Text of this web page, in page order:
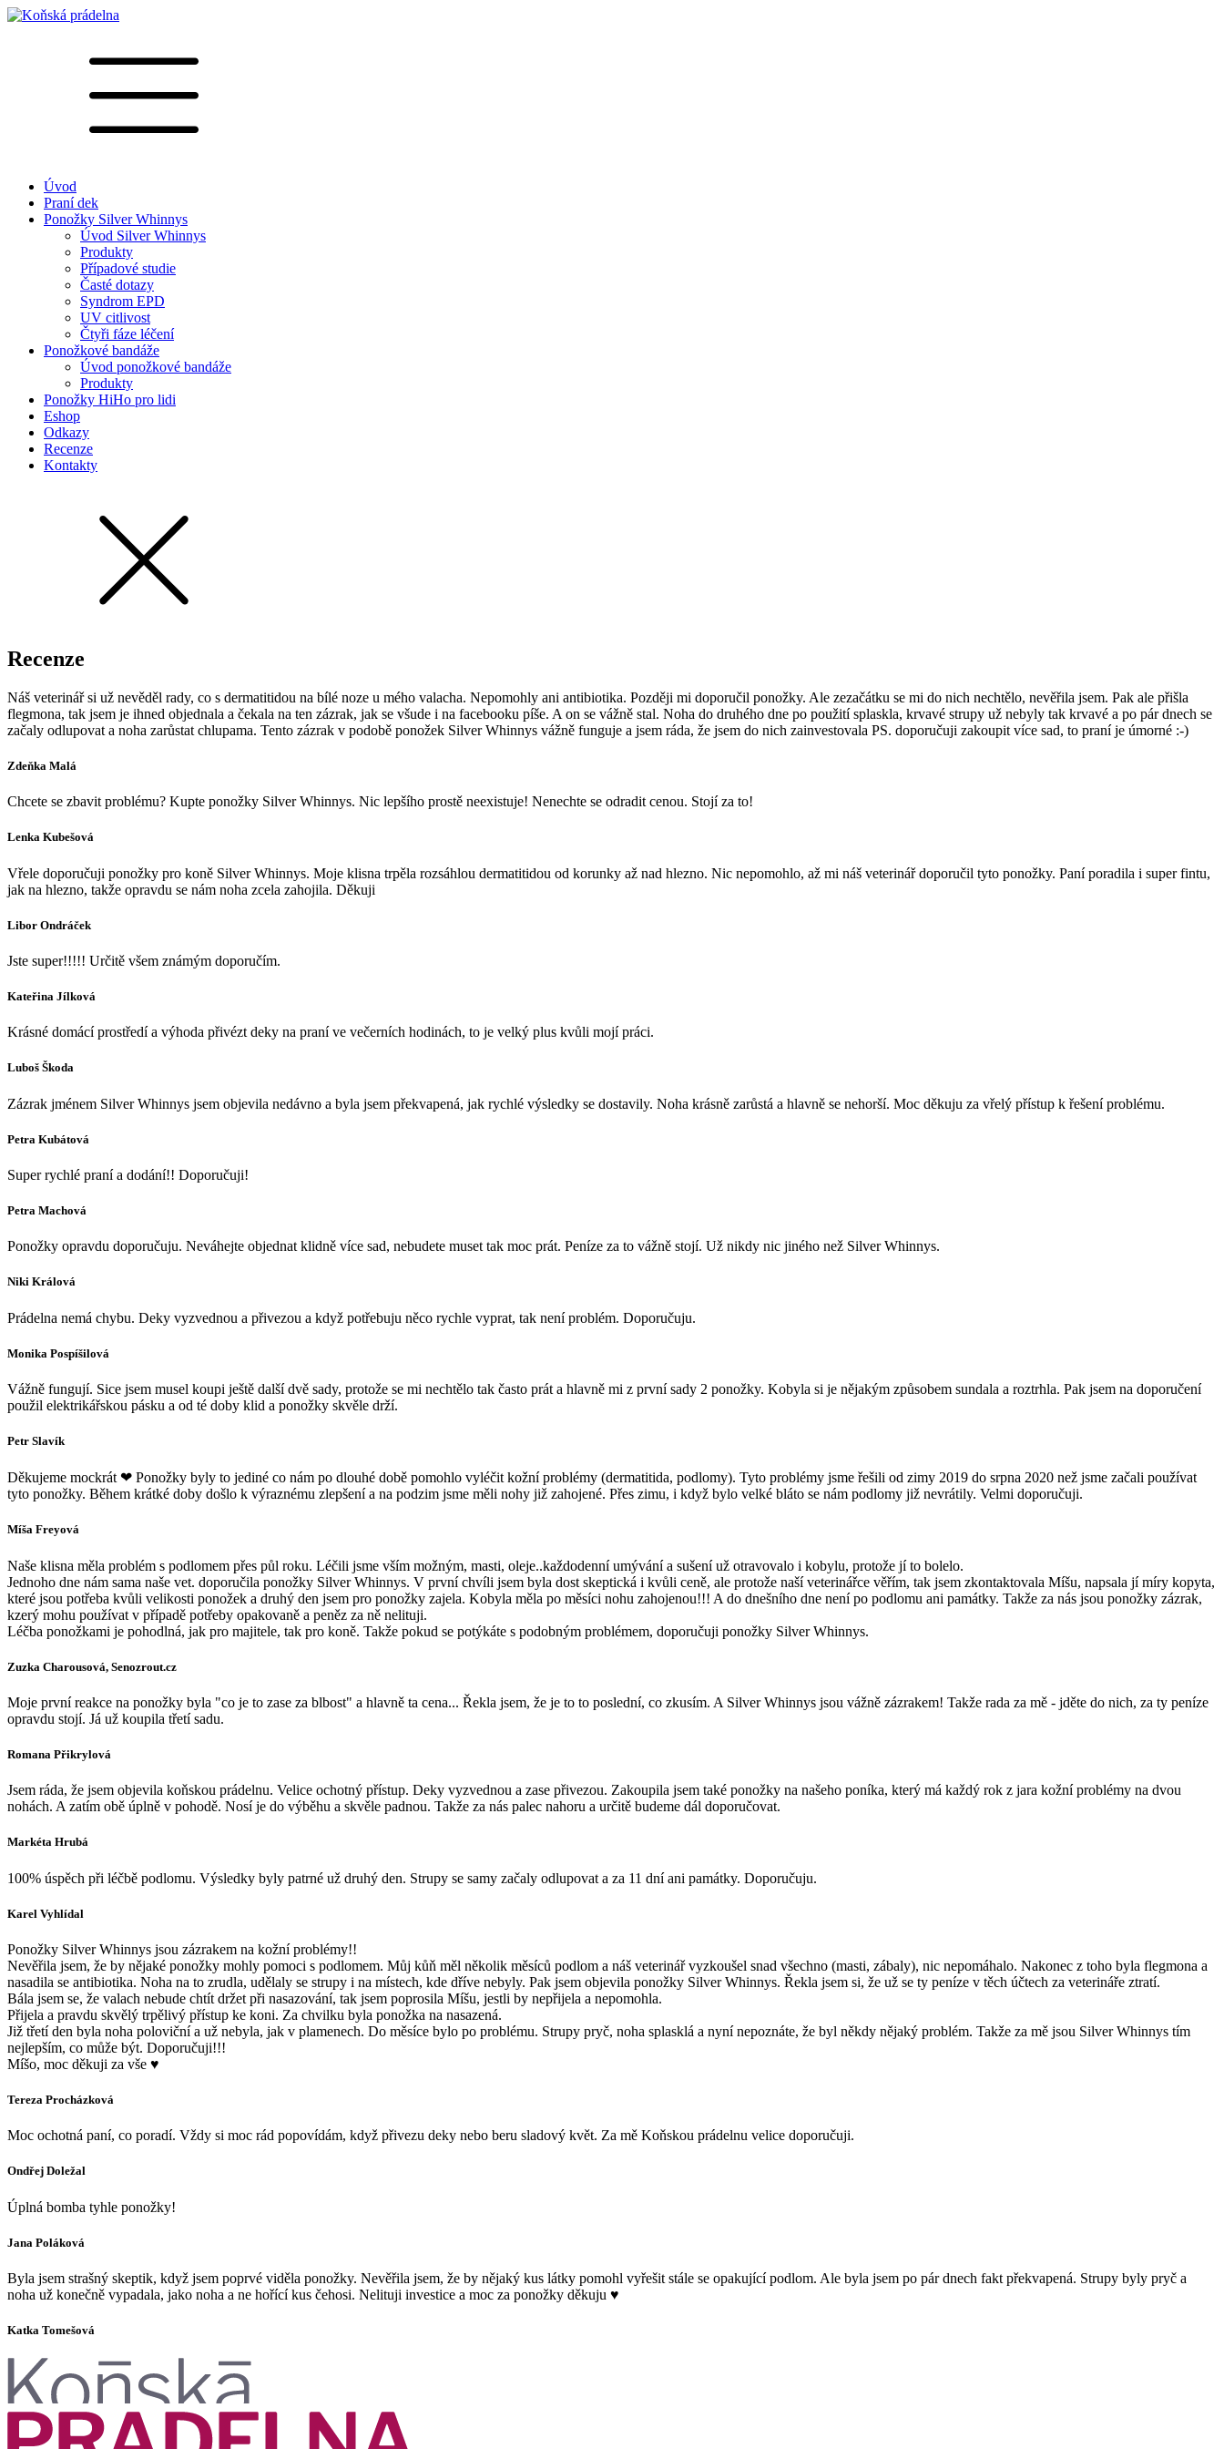
Úvod
Praní dek
Ponožky Silver Whinnys
Úvod Silver Whinnys
Produkty
Případové studie
Časté dotazy
Syndrom EPD
UV citlivost
Čtyři fáze léčení
Ponožkové bandáže
Úvod ponožkové bandáže
Produkty
Ponožky HiHo pro lidi
Eshop
Odkazy
Recenze
Kontakty
Recenze
Náš veterinář si už nevěděl rady, co s dermatitidou na bílé noze u mého valacha. Nepomohly ani antibiotika. Později mi doporučil ponožky. Ale zezačátku se mi do nich nechtělo, nevěřila jsem. Pak ale přišla
flegmona, tak jsem je ihned objednala a čekala na ten zázrak, jak se všude i na facebooku píše. A on se vážně stal. Noha do druhého dne po použití splaskla, krvavé strupy už nebyly tak krvavé a po pár dnech se
začaly odlupovat a noha zarůstat chlupama. Tento zázrak v podobě ponožek Silver Whinnys vážně funguje a jsem ráda, že jsem do nich zainvestovala PS. doporučuji zakoupit více sad, to praní je úmorné :-)
Zdeňka Malá
Chcete se zbavit problému? Kupte ponožky Silver Whinnys. Nic lepšího prostě neexistuje! Nenechte se odradit cenou. Stojí za to!
Lenka Kubešová
Vřele doporučuji ponožky pro koně Silver Whinnys. Moje klisna trpěla rozsáhlou dermatitidou od korunky až nad hlezno. Nic nepomohlo, až mi náš veterinář doporučil tyto ponožky. Paní poradila i super fintu,
jak na hlezno, takže opravdu se nám noha zcela zahojila. Děkuji
Libor Ondráček
Jste super!!!!! Určitě všem známým doporučím.
Kateřina Jílková
Krásné domácí prostředí a výhoda přivézt deky na praní ve večerních hodinách, to je velký plus kvůli mojí práci.
Luboš Škoda
Zázrak jménem Silver Whinnys jsem objevila nedávno a byla jsem překvapená, jak rychlé výsledky se dostavily. Noha krásně zarůstá a hlavně se nehorší. Moc děkuju za vřelý přístup k řešení problému.
Petra Kubátová
Super rychlé praní a dodání!! Doporučuji!
Petra Machová
Ponožky opravdu doporučuju. Neváhejte objednat klidně více sad, nebudete muset tak moc prát. Peníze za to vážně stojí. Už nikdy nic jiného než Silver Whinnys.
Niki Králová
Prádelna nemá chybu. Deky vyzvednou a přivezou a když potřebuju něco rychle vyprat, tak není problém. Doporučuju.
Monika Pospíšilová
Vážně fungují. Sice jsem musel koupi ještě další dvě sady, protože se mi nechtělo tak často prát a hlavně mi z první sady 2 ponožky. Kobyla si je nějakým způsobem sundala a roztrhla. Pak jsem na doporučení
použil elektrikářskou pásku a od té doby klid a ponožky skvěle drží.
Petr Slavík
Děkujeme mockrát ❤ Ponožky byly to jediné co nám po dlouhé době pomohlo vyléčit kožní problémy (dermatitida, podlomy). Tyto problémy jsme řešili od zimy 2019 do srpna 2020 než jsme začali používat
tyto ponožky. Během krátké doby došlo k výraznému zlepšení a na podzim jsme měli nohy již zahojené. Přes zimu, i když bylo velké bláto se nám podlomy již nevrátily. Velmi doporučuji.
Míša Freyová
Naše klisna měla problém s podlomem přes půl roku. Léčili jsme vším možným, masti, oleje..každodenní umývání a sušení už otravovalo i kobylu, protože jí to bolelo.
Jednoho dne nám sama naše vet. doporučila ponožky Silver Whinnys. V první chvíli jsem byla dost skeptická i kvůli ceně, ale protože naší veterinářce věřím, tak jsem zkontaktovala Míšu, napsala jí míry kopyta,
které jsou potřeba kvůli velikosti ponožek a druhý den jsem pro ponožky zajela. Kobyla měla po měsíci nohu zahojenou!!! A do dnešního dne není po podlomu ani památky. Takže za nás jsou ponožky zázrak,
kzerý mohu používat v případě potřeby opakovaně a peněz za ně nelituji.
Léčba ponožkami je pohodlná, jak pro majitele, tak pro koně. Takže pokud se potýkáte s podobným problémem, doporučuji ponožky Silver Whinnys.
Zuzka Charousová, Senozrout.cz
Moje první reakce na ponožky byla "co je to zase za blbost" a hlavně ta cena... Řekla jsem, že je to to poslední, co zkusím. A Silver Whinnys jsou vážně zázrakem! Takže rada za mě - jděte do nich, za ty peníze
opravdu stojí. Já už koupila třetí sadu.
Romana Přikrylová
Jsem ráda, že jsem objevila koňskou prádelnu. Velice ochotný přístup. Deky vyzvednou a zase přivezou. Zakoupila jsem také ponožky na našeho poníka, který má každý rok z jara kožní problémy na dvou
nohách. A zatím obě úplně v pohodě. Nosí je do výběhu a skvěle padnou. Takže za nás palec nahoru a určitě budeme dál doporučovat.
Markéta Hrubá
100% úspěch při léčbě podlomu. Výsledky byly patrné už druhý den. Strupy se samy začaly odlupovat a za 11 dní ani památky. Doporučuju.
Karel Vyhlídal
Ponožky Silver Whinnys jsou zázrakem na kožní problémy!!
Nevěřila jsem, že by nějaké ponožky mohly pomoci s podlomem. Můj kůň měl několik měsíců podlom a náš veterinář vyzkoušel snad všechno (masti, zábaly), nic nepomáhalo. Nakonec z toho byla flegmona a
nasadila se antibiotika. Noha na to zrudla, udělaly se strupy i na místech, kde dříve nebyly. Pak jsem objevila ponožky Silver Whinnys. Řekla jsem si, že už se ty peníze v těch účtech za veterináře ztratí.
Bála jsem se, že valach nebude chtít držet při nasazování, tak jsem poprosila Míšu, jestli by nepřijela a nepomohla.
Přijela a pravdu skvělý trpělivý přístup ke koni. Za chvilku byla ponožka na nasazená.
Již třetí den byla noha poloviční a už nebyla, jak v plamenech. Do měsíce bylo po problému. Strupy pryč, noha splasklá a nyní nepoznáte, že byl někdy nějaký problém. Takže za mě jsou Silver Whinnys tím
nejlepším, co může být. Doporučuji!!!
Míšo, moc děkuji za vše ♥
Tereza Procházková
Moc ochotná paní, co poradí. Vždy si moc rád popovídám, když přivezu deky nebo beru sladový květ. Za mě Koňskou prádelnu velice doporučuji.
Ondřej Doležal
Úplná bomba tyhle ponožky!
Jana Poláková
Byla jsem strašný skeptik, když jsem poprvé viděla ponožky. Nevěřila jsem, že by nějaký kus látky pomohl vyřešit stále se opakující podlom. Ale byla jsem po pár dnech fakt překvapená. Strupy byly pryč a
noha už konečně vypadala, jako noha a ne hořící kus čehosi. Nelituji investice a moc za ponožky děkuju ♥
Katka Tomešová